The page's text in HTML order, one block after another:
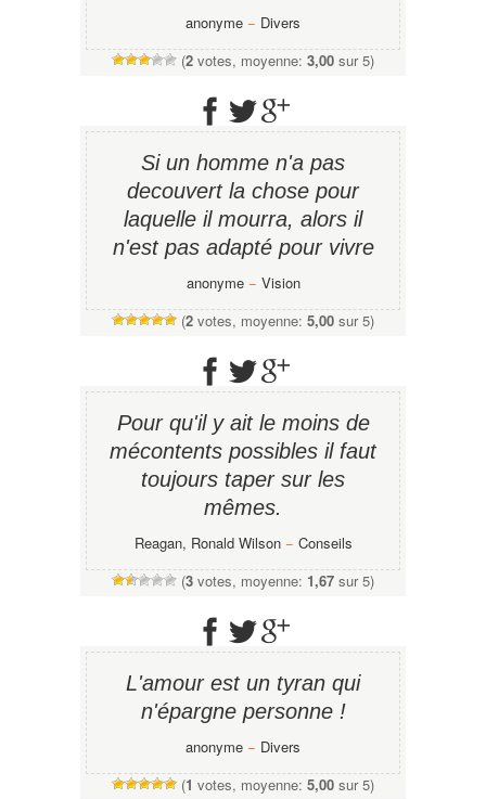
anonyme − Divers
(2 votes, moyenne: 3,00 sur 5)
Si un homme n'a pas
decouvert la chose pour
laquelle il mourra, alors il
n'est pas adapté pour vivre
anonyme− Vision
(2 votes, moyenne: 5,00 sur 5)
Pour qu'il y ait le moins de
mécontents possibles il faut
toujours taper sur les
mêmes.
Reagan, Ronald Wilson− Conseils
(3 votes, moyenne: 1,67 sur 5)
L'amour est un tyran qui
n'épargne personne !
anonyme − Divers
(1 votes, moyenne: 5,00 sur 5)